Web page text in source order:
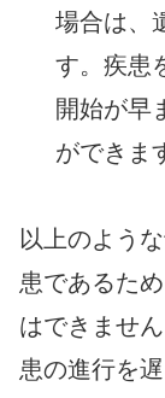
場合は、
す。疾患
開始が早
ができま
以上のよう
患であるた
はできませ
患の進行を